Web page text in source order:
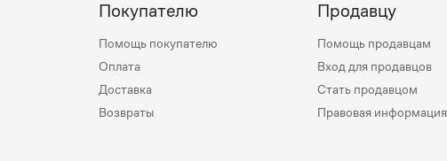
Покупателю
Помощь покупателю
Оплата
Доставка
Возвраты
Продавцу
Помощь продавцам
Вход для продавцов
Стать продавцом
Правовая информация